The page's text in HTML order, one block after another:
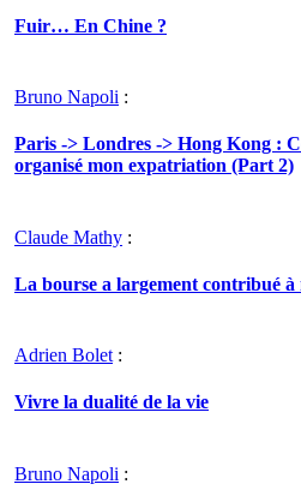
Fuir… En Chine ?
Bruno Napoli :
Paris -> Londres -> Hong Kong :
organisé mon expatriation (Part 2)
Claude Mathy :
La bourse a largement contribué à
Adrien Bolet :
Vivre la dualité de la vie
Bruno Napoli :